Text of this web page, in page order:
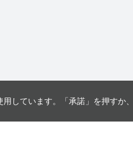
しています。「承諾」を押すか